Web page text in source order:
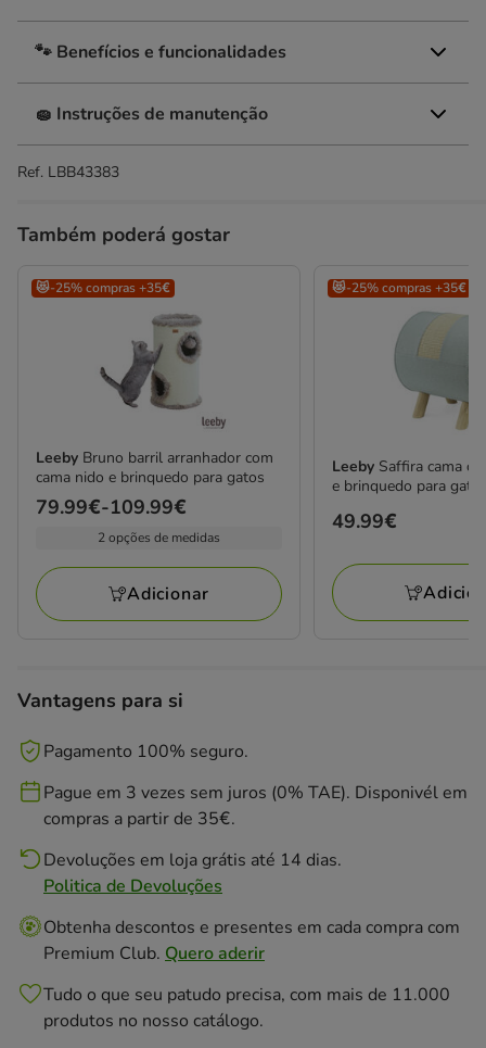
🐾 Benefícios e funcionalidades
🧽 Instruções de manutenção
Ref. LBB43383
Também poderá gostar
😻-25% compras +35€
Leeby Bruno barril arranhador com
cama nido e brinquedo para gatos
Preço
a
109.99€
79.99€-109.99€
2 opções de medidas
Adicionar
😻-25% compras +35€
Leeby Saffira cama
e brinquedo para
Preço
49.99€
Vantagens para si
Pagamento 100% seguro.
Pague em 3 vezes sem juros (0% TAE). Disponivél em
compras a partir de 35€.
Devoluções em loja grátis até 14 dias.
Politica de Devoluções
Obtenha descontos e presentes em cada compra com
Premium Club. Quero aderir
Tudo o que seu patudo precisa, com mais de 11.000
produtos no nosso catálogo.